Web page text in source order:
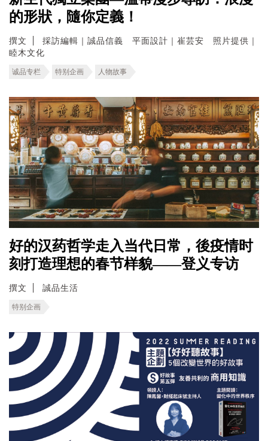
的形狀，隨你定義！
撰文
採訪編輯｜誠品信義 平面設計｜崔芸安 照片提供｜
睦木文化
诚品专栏 特别企画 人物故事
好的汉药哲学走入当代日常，後疫情时
刻打造理想的春节样貌——登义专访
撰文 誠品生活
特别企画